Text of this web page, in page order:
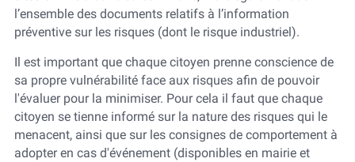
l’ensemble des documents relatifs à l’information
préventive sur les risques (dont le risque industriel).
Il est important que chaque citoyen prenne conscience de
sa propre vulnérabilité face aux risques afin de pouvoir
l'évaluer pour la minimiser. Pour cela il faut que chaque
citoyen se tienne informé sur la nature des risques qui le
menacent, ainsi que sur les consignes de comportement à
adopter en cas d'événement (disponibles en mairie et